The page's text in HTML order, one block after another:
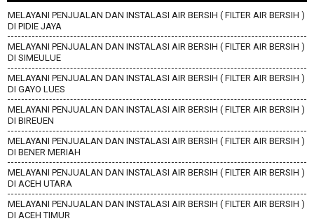
MELAYANI PENJUALAN DAN INSTALASI AIR BERSIH ( FILTER AIR BERSIH )
DI PIDIE JAYA
MELAYANI PENJUALAN DAN INSTALASI AIR BERSIH ( FILTER AIR BERSIH )
DI SIMEULUE
MELAYANI PENJUALAN DAN INSTALASI AIR BERSIH ( FILTER AIR BERSIH )
DI GAYO LUES
MELAYANI PENJUALAN DAN INSTALASI AIR BERSIH ( FILTER AIR BERSIH )
DI BIREUEN
MELAYANI PENJUALAN DAN INSTALASI AIR BERSIH ( FILTER AIR BERSIH )
DI BENER MERIAH
MELAYANI PENJUALAN DAN INSTALASI AIR BERSIH ( FILTER AIR BERSIH )
DI ACEH UTARA
MELAYANI PENJUALAN DAN INSTALASI AIR BERSIH ( FILTER AIR BERSIH )
DI ACEH TIMUR